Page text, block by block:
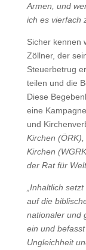
Armen, und
ich es vierfach
Sicher kennen
Zöllner, der
Steuerbetrug
teilen und die
Diese
eine
und
Kirchen
Kirchen
der Rat für
„Inhaltlich
auf die
nationaler und
ein und
Ungleichheit